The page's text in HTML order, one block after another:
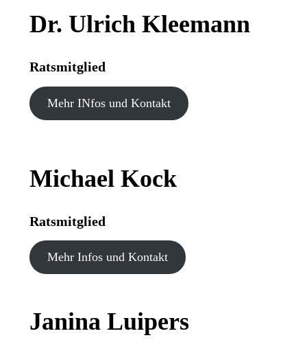
Dr. Ulrich Kleemann
Ratsmitglied
Mehr INfos und Kontakt
Michael Kock
Ratsmitglied
Mehr Infos und Kontakt
Janina Luipers